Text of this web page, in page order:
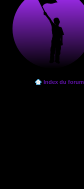
Index du forum